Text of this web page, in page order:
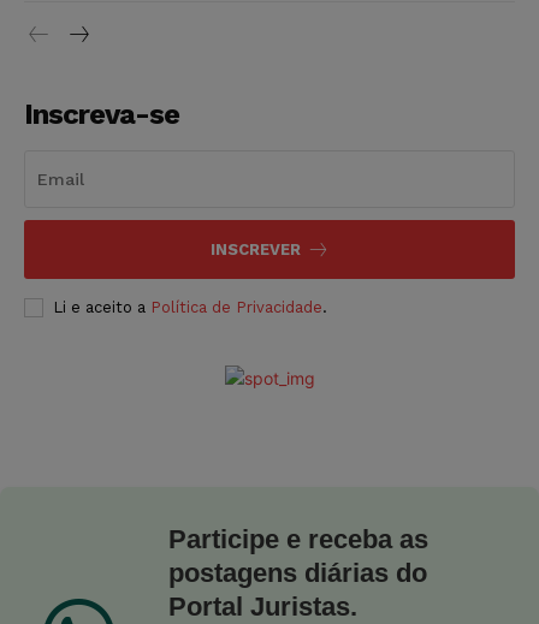
Inscreva-se
INSCREVER
Li e aceito a Política de Privacidade.
Participe e receba as
postagens diárias do
Portal Juristas.